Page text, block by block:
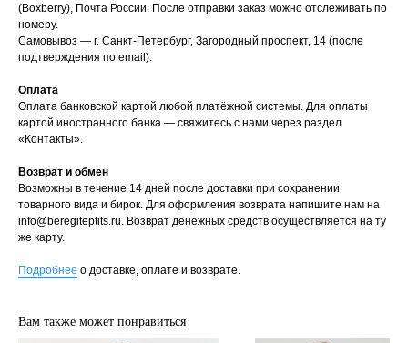
(Boxberry), Почта России. После отправки заказ можно отслеживать по
номеру.
Самовывоз — г. Санкт-Петербург, Загородный проспект, 14 (после
подтверждения по email).
Оплата
Оплата банковской картой любой платёжной системы. Для оплаты
картой иностранного банка — свяжитесь с нами через раздел
«Контакты».
Возврат и обмен
Возможны в течение 14 дней после доставки при сохранении
товарного вида и бирок. Для оформления возврата напишите нам на
info@beregiteptits.ru. Возврат денежных средств осуществляется на ту
же карту.
Подробнее о доставке, оплате и возврате.
Вам также может понравиться